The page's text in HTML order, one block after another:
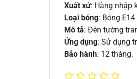
Xuất xứ: Hàng nhập
Loại bóng: Bóng
Mô tả: Đèn tường
Ứng dụng: Sử dụng
Bảo hành: 12 tháng.